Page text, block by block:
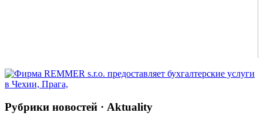
Рубрики новостей · Aktuality